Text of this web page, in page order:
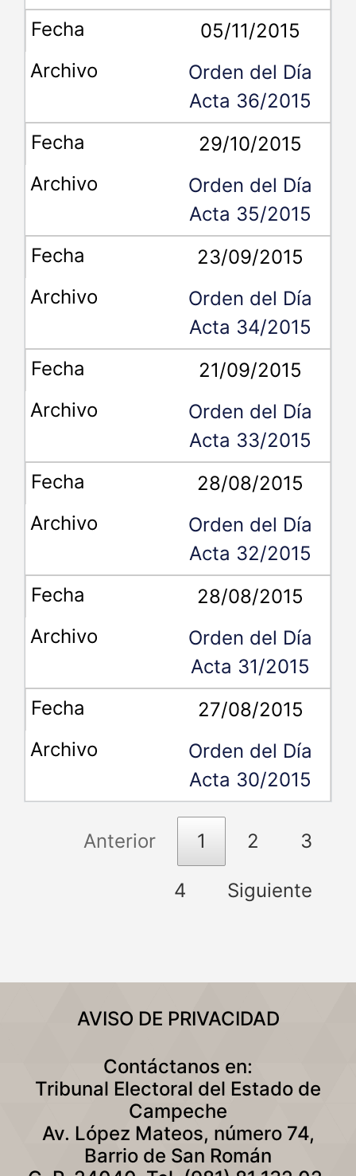
05/11/2015
Orden del Día
Acta 36/2015
29/10/2015
Orden del Día
Acta 35/2015
23/09/2015
Orden del Día
Acta 34/2015
21/09/2015
Orden del Día
Acta 33/2015
28/08/2015
Orden del Día
Acta 32/2015
28/08/2015
Orden del Día
Acta 31/2015
27/08/2015
Orden del Día
Acta 30/2015
Anterior 1 2 3
4 Siguiente
AVISO DE PRIVACIDAD
Contáctanos en:
Tribunal Electoral del Estado de
Campeche
Av. López Mateos, número 74,
Barrio de San Román